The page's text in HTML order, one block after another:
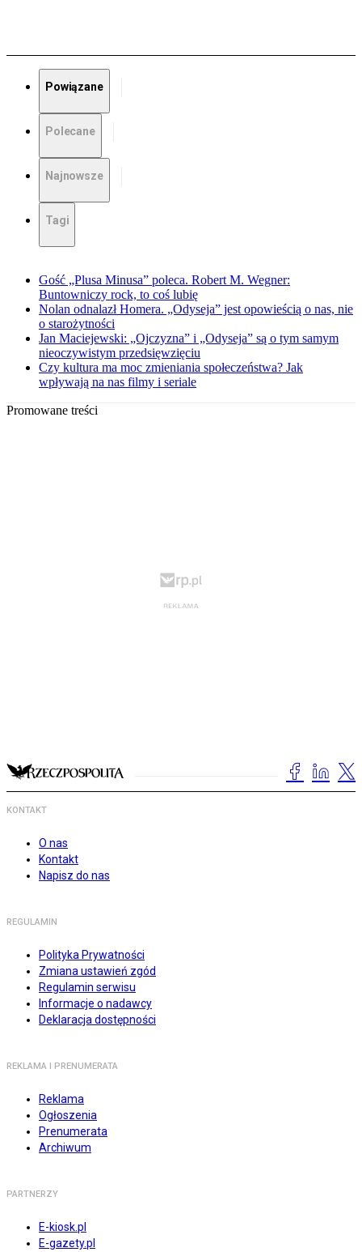
Powiązane
Polecane
Najnowsze
Tagi
Gość „Plusa Minusa” poleca. Robert M. Wegner:
Buntowniczy rock, to coś lubię
Nolan odnalazł Homera. „Odyseja” jest opowieścią o nas, nie
o starożytności
Jan Maciejewski: „Ojczyzna” i „Odyseja” są o tym samym
nieoczywistym przedsięwzięciu
Czy kultura ma moc zmieniania społeczeństwa? Jak
wpływają na nas filmy i seriale
Promowane treści
KONTAKT
O nas
Kontakt
Napisz do nas
REGULAMIN
Polityka Prywatności
Zmiana ustawień zgód
Regulamin serwisu
Informacje o nadawcy
Deklaracja dostępności
REKLAMA I PRENUMERATA
Reklama
Ogłoszenia
Prenumerata
Archiwum
PARTNERZY
E-kiosk.pl
E-gazety.pl